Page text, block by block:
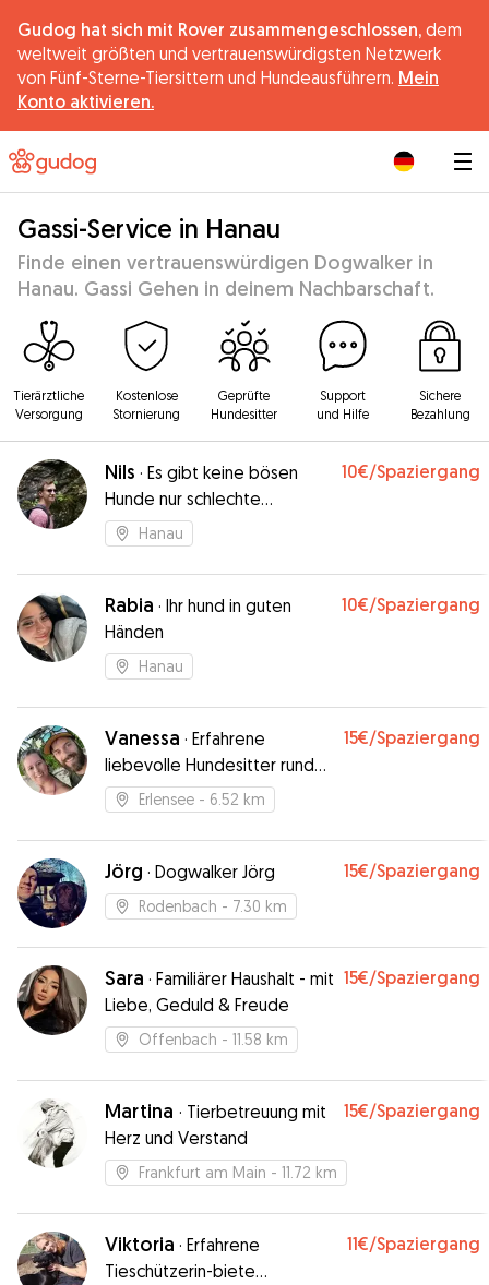
Gudog hat sich mit Rover zusammengeschlossen, dem
weltweit größten und vertrauenswürdigsten Netzwerk
von Fünf-Sterne-Tiersittern und Hundeausführern. Mein
Konto aktivieren.
Gassi-Service in Hanau
Finde einen vertrauenswürdigen Dogwalker in
Hanau. Gassi Gehen in deinem Nachbarschaft.
Tierärztliche
Versorgung
Kostenlose
Stornierung
Geprüfte
Hundesitter
Support
und Hilfe
Sichere
Bezahlung
Nils · Es gibt keine bösen
Hunde nur schlechte
Menschen.
10€/Spaziergang
Hanau
Rabia · Ihr hund in guten
Händen
10€/Spaziergang
Hanau
Vanessa · Erfahrene
liebevolle Hundesitter rund
um Erlensee/Hanau betreuen
kinderliebe Hunde
15€/Spaziergang
Erlensee - 6.52 km
Jörg · Dogwalker Jörg 15€/Spaziergang
Rodenbach - 7.30 km
Sara · Familiärer Haushalt - mit
Liebe, Geduld & Freude
15€/Spaziergang
Offenbach - 11.58 km
Martina · Tierbetreuung mit
Herz und Verstand
15€/Spaziergang
Frankfurt am Main - 11.72 km
Viktoria · Erfahrene
Tieschützerin-biete
11€/Spaziergang